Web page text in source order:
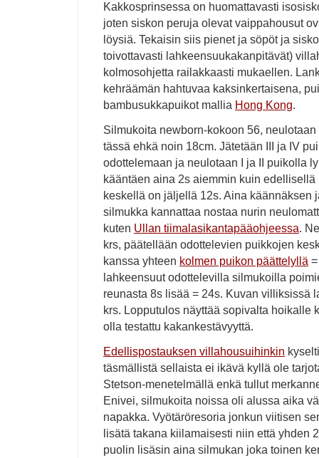
Kakkosprinsessa on huomattavasti
joten siskon peruja olevat vaippahousut
löysiä. Tekaisin siis pienet ja söpöt ja
toivottavasti lahkeensuukakanpitävät)
kolmosohjetta railakkaasti mukaellen.
kehräämän hahtuvaa kaksinkertaisena,
bambusukkapuikot mallia Hong Kong.
Silmukoita newborn-kokoon 56,
tässä ehkä noin 18cm. Jätetään III ja IV
odottelemaan ja neulotaan I ja II puikolla
kääntäen aina 2s aiemmin kuin
keskellä on jäljellä 12s. Aina käännäksen
silmukka kannattaa nostaa nurin
kuten Ullan tiimalasikantapääohjeessa.
krs, päätellään odottelevien puikkojen
kanssa yhteen kolmen puikon päättelyllä
lahkeensuut odottelevilla silmukoilla
reunasta 8s lisää = 24s. Kuvan villiksissä
krs. Lopputulos näyttää sopivalta hoikalle
olla testattu kakankestävyyttä.
Edellispostauksen villahousuihinkin
täsmällistä sellaista ei ikävä kyllä ole
Stetson-menetelmällä enkä tullut
Enivei, silmukoita noissa oli alussa aika
napakka. Vyötäröresoria jonkun viitisen
lisätä takana kiilamaisesti niin että yhden
puolin lisäsin aina silmukan joka toinen